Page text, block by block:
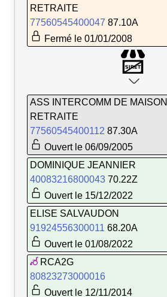
RETRAITE
77560545400047 87.10A
Fermé le 01/01/2008
ASS INTERCOMM DE
RETRAITE
77560545400112 87.30A
Ouvert le 06/09/2005
DOMINIQUE JEANNIER
40083216800043 70.22Z
Ouvert le 15/12/2022
ELISE SALVAUDON
91924556300011 68.20A
Ouvert le 01/08/2022
RCA2G
80823273000016
Ouvert le 12/11/2014